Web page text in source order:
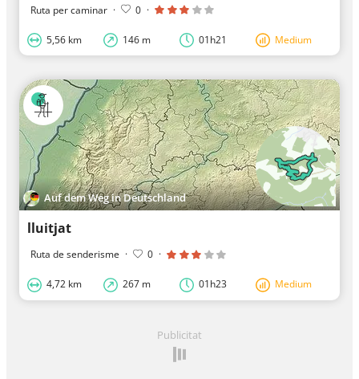
Ruta per caminar · 0 ·
5,56 km 146 m 01h21 Medium
Auf dem Weg in Deutschland
lluitjat
Ruta de senderisme · 0 ·
4,72 km 267 m 01h23 Medium
Publicitat